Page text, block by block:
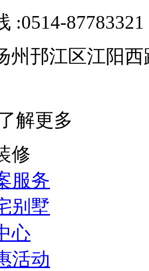
:0514-87783321
州邘江区江阳
解更多
修
服务
别墅
心
活动